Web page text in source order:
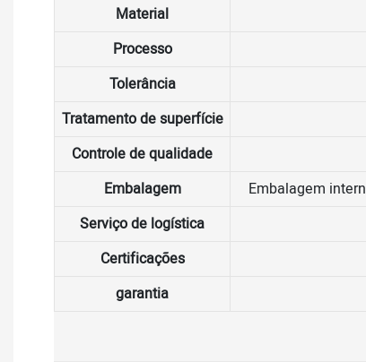
Material
Processo
Tolerância
Tratamento de superfície
Controle de qualidade
Embalagem
Embalagem
Serviço de logística
Certificações
garantia